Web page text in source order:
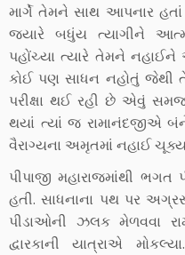
માર્ગે તેમને સાથ આપનાર
જ્યારે બધુંય ત્યાગીને
પહોંચ્યા ત્યારે તેમને નહાઈને
કોઈ પણ સાધન નહોતું જેથી
પરીક્ષા થઈ રહી છે એવું
થયાં ત્યાં જ રામાનંદજીએ
વૈરાગ્યના અમૃતમાં નહાઈ
પીપાજી મહારાજમાંથી
હતી. સાધનાના પથ પર
પીડાઓની ઝલક મેળવવા
દ્વારકાની યાત્રાએ